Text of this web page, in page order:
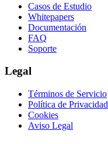
Casos de Estudio
Whitepapers
Documentación
FAQ
Soporte
Legal
Términos de Servicio
Política de Privacidad
Cookies
Aviso Legal